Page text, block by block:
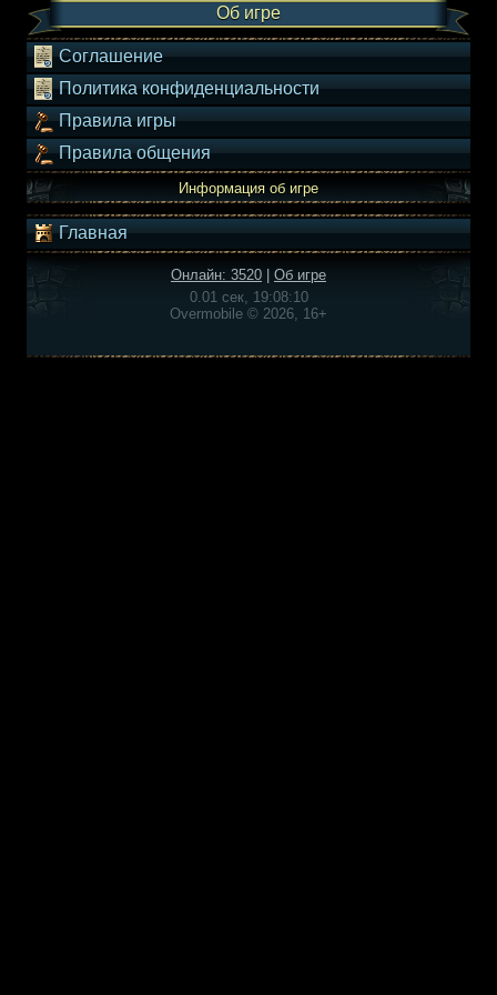
Об игре
Соглашение
Политика конфиденциальности
Правила игры
Правила общения
Информация об игре
Главная
Онлайн: 3520
Об игре
0.01 сек, 19:08:10
Overmobile © 2026, 16+